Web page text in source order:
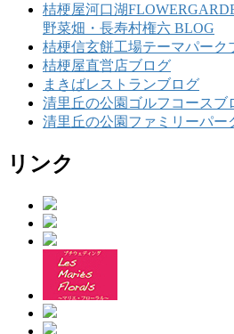
桔梗屋河口湖
野菜畑・長寿村権六 BLOG
桔梗信玄餅工場テーマパーク
桔梗屋直営店ブログ
まきばレストランブログ
清里丘の公園ゴルフコースブ
清里丘の公園ファミリーパー
リンク